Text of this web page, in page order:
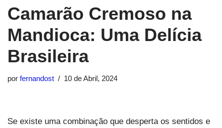
Camarão Cremoso na
Mandioca: Uma Delícia
Brasileira
por fernandost 10 de Abril, 2024
Se existe uma combinação que desperta os sentidos e